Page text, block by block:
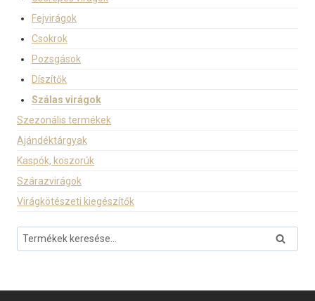
Fejvirágok
Csokrok
Pozsgások
Díszítők
Szálas virágok
Szezonális termékek
Ajándéktárgyak
Kaspók, koszorúk
Szárazvirágok
Virágkötészeti kiegészítők
Keresés
a